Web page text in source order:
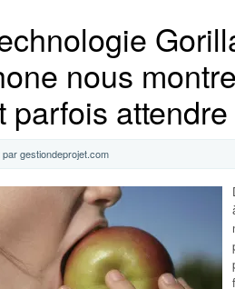
nous
parfois
par gestiondeprojet.com